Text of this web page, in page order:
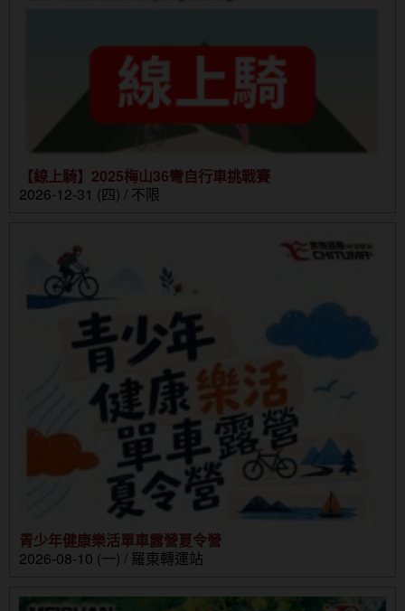
【線上騎】2025梅山36彎自行車挑戰賽
2026-12-31 (四) / 不限
青少年健康樂活單車露營夏令營
2026-08-10 (一) / 羅東轉運站